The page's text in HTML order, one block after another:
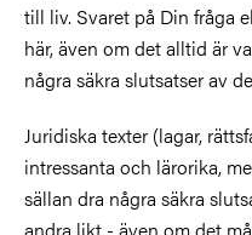
till liv. Svaret på Din fråga
här, även om det alltid är
några säkra slutsatser av
Juridiska texter (lagar,
intressanta och lärorika,
sällan dra några säkra
andra likt - även om det